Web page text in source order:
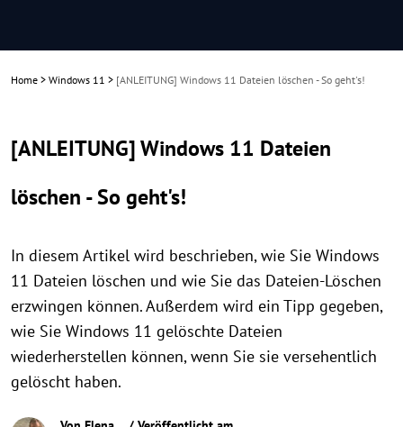
Home > Windows 11 > [ANLEITUNG] Windows 11 Dateien löschen - So geht's!
[ANLEITUNG] Windows 11 Dateien
löschen - So geht's!
In diesem Artikel wird beschrieben, wie Sie Windows
11 Dateien löschen und wie Sie das Dateien-Löschen
erzwingen können. Außerdem wird ein Tipp gegeben,
wie Sie Windows 11 gelöschte Dateien
wiederherstellen können, wenn Sie sie versehentlich
gelöscht haben.